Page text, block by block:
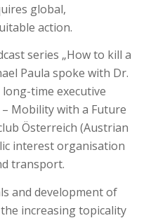
global,
action.
series „How to kill a
Paula spoke with Dr.
time executive
– Mobility with a Future
Österreich (Austrian
interest organisation
transport.
and development of
increasing topicality